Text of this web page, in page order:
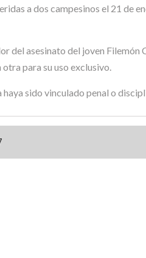
a dos campesinos el 21 de
del asesinato del joven
para su uso exclusivo.
sido vinculado penal o